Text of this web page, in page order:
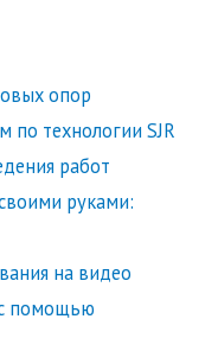
опор
по технологии SJR
работ
руками:
на видео
помощью